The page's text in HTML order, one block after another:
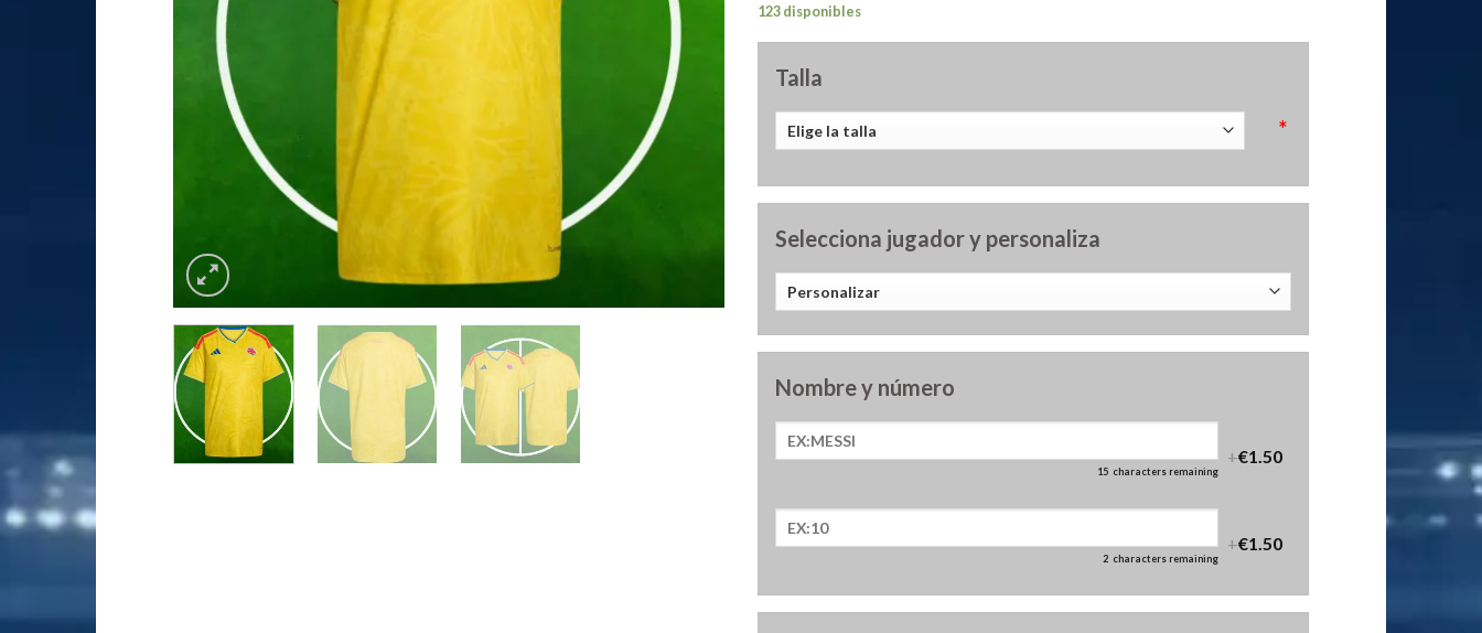
123 disponibles
Talla
*
Selecciona jugador y personaliza
Nombre y número
15 characters remaining
+€1.50
2 characters remaining
+€1.50